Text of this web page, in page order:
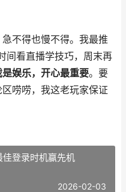
不得也慢不得。我最推
间看直播学技巧，周末再
是娱乐，开心最重要。要
唠唠，我这老玩家保证
登录时机赢先机
2026-02-03